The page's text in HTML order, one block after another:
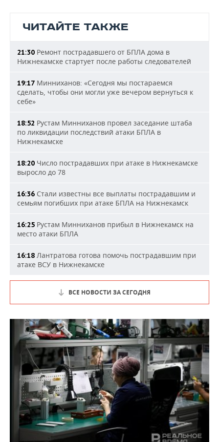
ЧИТАЙТЕ ТАКЖЕ
21:30 Ремонт пострадавшего от БПЛА дома в
Нижнекамске стартует после работы следователей
19:17 Минниханов: «Сегодня мы постараемся
сделать, чтобы они могли уже вечером вернуться к
себе»
18:52 Рустам Минниханов провел заседание штаба
по ликвидации последствий атаки БПЛА в
Нижнекамске
18:20 Число пострадавших при атаке в Нижнекамске
выросло до 78
16:36 Стали известны все выплаты пострадавшим и
семьям погибших при атаке БПЛА на Нижнекамск
16:25 Рустам Минниханов прибыл в Нижнекамск на
место атаки БПЛА
16:18 Лантратова готова помочь пострадавшим при
атаке ВСУ в Нижнекамске
ВСЕ НОВОСТИ ЗА СЕГОДНЯ